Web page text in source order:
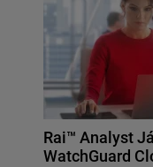
Rai™ Analyst
WatchGuard